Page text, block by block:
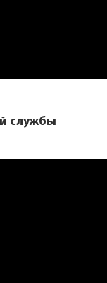
службы